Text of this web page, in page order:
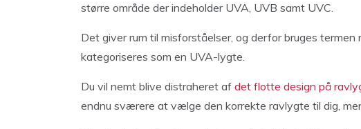
større område der indeholder UVA, UVB samt UVC.
Det giver rum til misforståelser, og derfor bruges
kategoriseres som en UVA-lygte.
Du vil nemt blive distraheret af det flotte design på
endnu sværere at vælge den korrekte ravlygte til dig,